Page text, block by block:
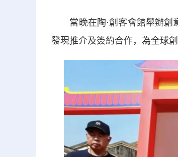
當晚在陶·創客會館舉辦創意
發現推介及簽約合作，為全球